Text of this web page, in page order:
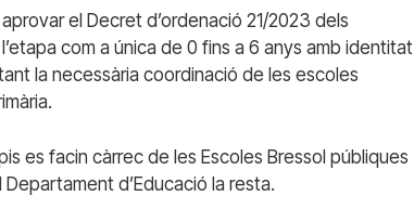
el Decret d’ordenació 21/2023 dels
com a única de 0 fins a 6 anys amb identitat
la necessària coordinació de les escoles
es facin càrrec de les Escoles Bressol públiques
d’Educació la resta.